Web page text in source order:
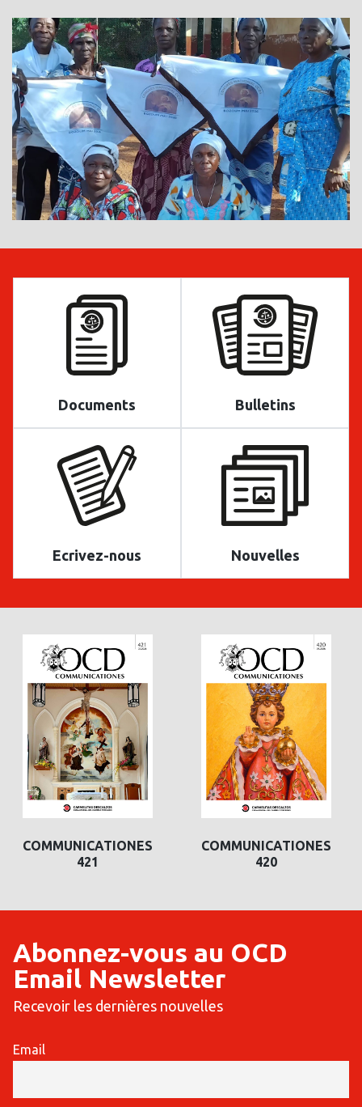
Documents Bulletins
Ecrivez-nous Nouvelles
COMMUNICATIONES
421
COMMUNICATIONES
420
Abonnez-vous au OCD
Email Newsletter
Recevoir les dernières nouvelles
Email